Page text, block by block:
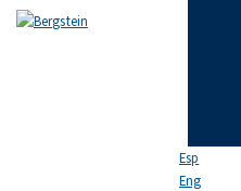
Esp
Eng
EQUIPO
ÁREAS DE PRÁCTICA